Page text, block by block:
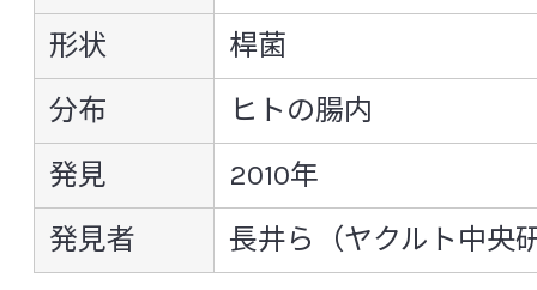
組織構成と役割
信頼性保証室
基盤研究所
微生物研究所
カタカナ
[ア行]
アシダミノコッカス ファーメンタンス
形状
桿菌
分布
ヒトの腸内
発見
2010年
発見者
長井ら（ヤクルト中央